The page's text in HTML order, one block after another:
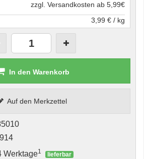
zzgl. Versandkosten ab 5,99€
3,99 € / kg
In den Warenkorb
Auf den Merkzettel
Werktage1 lieferbar